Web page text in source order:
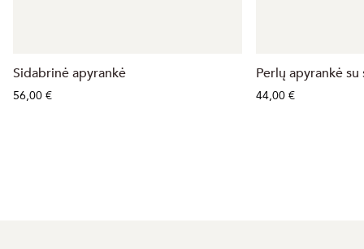
Sidabrinė apyrankė
56,00 €
Perlų apyrankė
44,00 €